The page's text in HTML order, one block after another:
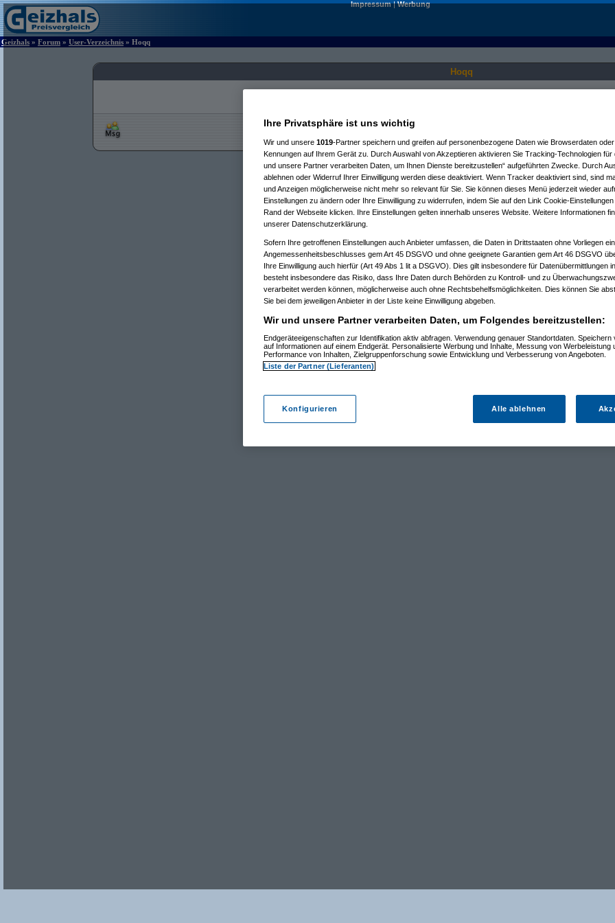
Impressum|Werbung
Geizhals » Forum » User-Verzeichnis » Hoqq
Hoqq
Ihre Privatsphäre ist uns wichtig
Wir und unsere 1019-Partner speichern und greifen auf personenbezogene Daten wie Browserdaten
Kennungen auf Ihrem Gerät zu. Durch Auswahl von Akzeptieren aktivieren Sie Tracking-Technologien für
und unsere Partner verarbeiten Daten, um Ihnen Dienste bereitzustellen“ aufgeführten Zwecke. Durch
ablehnen oder Widerruf Ihrer Einwilligung werden diese deaktiviert. Wenn Tracker deaktiviert sind, sind
und Anzeigen möglicherweise nicht mehr so relevant für Sie. Sie können dieses Menü jederzeit wieder
Einstellungen zu ändern oder Ihre Einwilligung zu widerrufen, indem Sie auf den Link Cookie-
Rand der Webseite klicken. Ihre Einstellungen gelten innerhalb unseres Website. Weitere Informationen
unserer Datenschutzerklärung.
Sofern Ihre getroffenen Einstellungen auch Anbieter umfassen, die Daten in Drittstaaten ohne Vorliegen
Angemessenheitsbeschlusses gem Art 45 DSGVO und ohne geeignete Garantien gem Art 46 DSGVO
Ihre Einwilligung auch hierfür (Art 49 Abs 1 lit a DSGVO). Dies gilt insbesondere für Datenübermittlungen
besteht insbesondere das Risiko, dass Ihre Daten durch Behörden zu Kontroll- und zu
verarbeitet werden können, möglicherweise auch ohne Rechtsbehelfsmöglichkeiten. Dies können Sie
Sie bei dem jeweiligen Anbieter in der Liste keine Einwilligung abgeben.
Wir und unsere Partner verarbeiten Daten, um Folgendes bereitzustellen:
Endgeräteeigenschaften zur Identifikation aktiv abfragen. Verwendung genauer Standortdaten. Speichern
auf Informationen auf einem Endgerät. Personalisierte Werbung und Inhalte, Messung von Werbeleistung
Performance von Inhalten, Zielgruppenforschung sowie Entwicklung und Verbesserung von Angeboten.
Liste der Partner (Lieferanten)
Konfigurieren Alle ablehnen